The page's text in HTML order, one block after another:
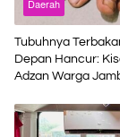
Daerah
Tubuhnya
Depan Hancur:
Adzan Warga